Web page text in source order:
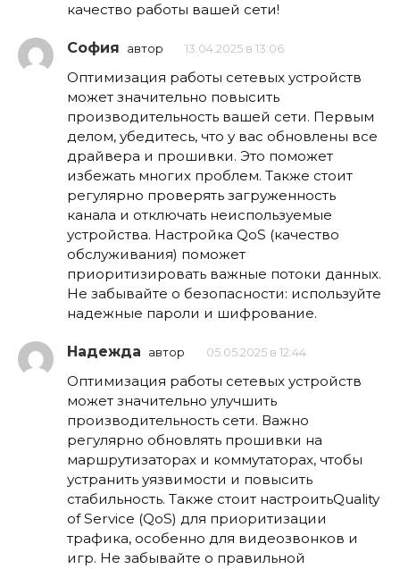
качество работы вашей сети!
София автор 13.04.2025 в 13:06
Оптимизация работы сетевых устройств
может значительно повысить
производительность вашей сети. Первым
делом, убедитесь, что у вас обновлены все
драйвера и прошивки. Это поможет
избежать многих проблем. Также стоит
регулярно проверять загруженность
канала и отключать неиспользуемые
устройства. Настройка QoS (качество
обслуживания) поможет
приоритизировать важные потоки данных.
Не забывайте о безопасности: используйте
надежные пароли и шифрование.
Надежда автор 05.05.2025 в 12:44
Оптимизация работы сетевых устройств
может значительно улучшить
производительность сети. Важно
регулярно обновлять прошивки на
маршрутизаторах и коммутаторах, чтобы
устранить уязвимости и повысить
стабильность. Также стоит настроитьQuality
of Service (QoS) для приоритизации
трафика, особенно для видеозвонков и
игр. Не забывайте о правильной